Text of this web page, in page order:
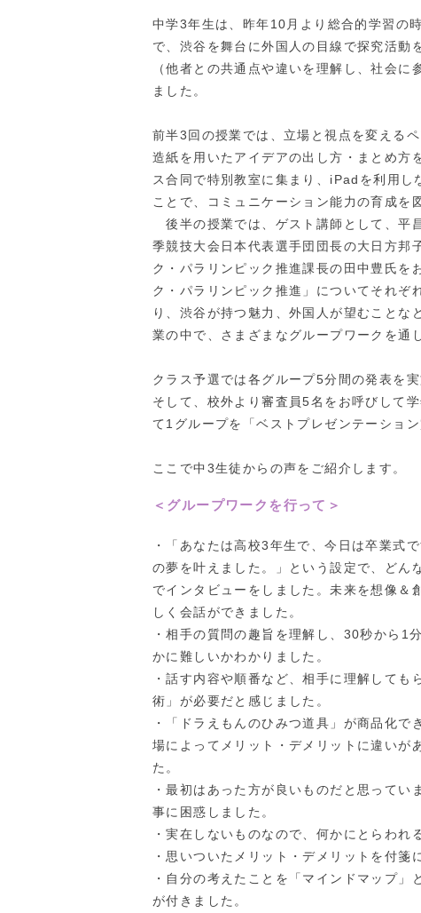
中学3年生は、昨年10月より総合的学習の
で、渋谷を舞台に外国人の目線で探究活動
（他者との共通点や違いを理解し、社会に
ました。
前半3回の授業では、立場と視点を変える
造紙を用いたアイデアの出し方・まとめ方
ス合同で特別教室に集まり、iPadを利用し
ことで、コミュニケーション能力の育成を
後半の授業では、ゲスト講師として、平
季競技大会日本代表選手団団長の大日方邦
ク・パラリンピック推進課長の田中豊氏を
ク・パラリンピック推進」についてそれぞ
り、渋谷が持つ魅力、外国人が望むこと
業の中で、さまざまなグループワークを通
クラス予選では各グループ5分間の発表を
そして、校外より審査員5名をお呼びして
て1グループを「ベストプレゼンテーショ
ここで中3生徒からの声をご紹介します。
＜グループワークを行って＞
・「あなたは高校3年生で、今日は卒業式
の夢を叶えました。」という設定で、どん
でインタビューをしました。未来を想像＆
しく会話ができました。
・相手の質問の趣旨を理解し、30秒から1
かに難しいかわかりました。
・話す内容や順番など、相手に理解しても
術」が必要だと感じました。
・「ドラえもんのひみつ道具」が商品化
場によってメリット・デメリットに違いが
た。
・最初はあった方が良いものだと思って
事に困惑しました。
・実在しないものなので、何かにとらわれ
・思いついたメリット・デメリットを付箋
・自分の考えたことを「マインドマップ
が付きました。